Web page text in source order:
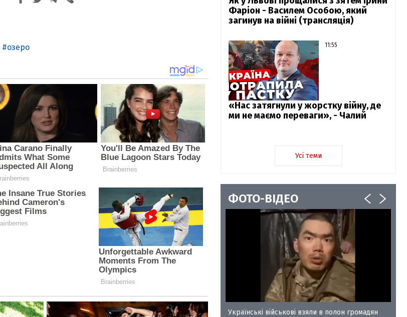
озеро
Фаріон - Василем Особою, який
загинув на війні (трансляція)
11:55
«Нас затягнули у жорстку війну, де
ми не маємо переваги», - Чалий
Усі теми
ФОТО-ВІДЕО
З'явилося відео знищеного ворожого Су-35
Українські військові взяли в полон громадян